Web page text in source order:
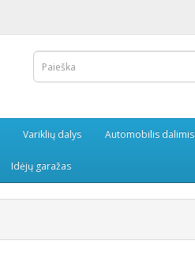
Variklių dalys Automobilis dalimis
Idėjų garažas